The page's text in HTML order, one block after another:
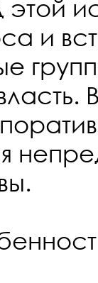
этой
и